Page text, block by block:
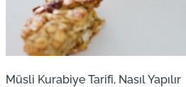
Müsli Kurabiye Tarifi, Nasıl Yapılır